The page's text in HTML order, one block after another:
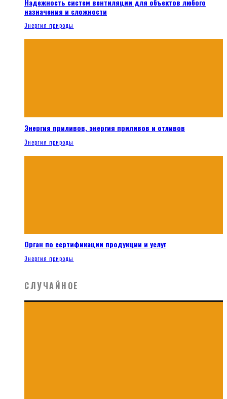
Надежность систем вентиляции для объектов любого
назначения и сложности
Энергия природы
Энергия приливов, энергия приливов и отливов
Энергия природы
Орган по сертификации продукции и услуг
Энергия природы
СЛУЧАЙНОЕ